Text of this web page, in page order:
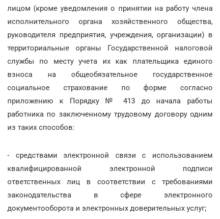
лицом (кроме уведомления о принятии на работу члена
исполнительного органа хозяйственного общества,
руководителя предприятия, учреждения, организации) в
территориальные органы Государственной налоговой
службы по месту учета их как плательщика единого
взноса на общеобязательное государственное
социальное страхование по форме согласно
приложению к Порядку № 413 до начала работы
работника по заключенному трудовому договору одним
из таких способов:
- средствами электронной связи с использованием
квалифицированной электронной подписи
ответственных лиц в соответствии с требованиями
законодательства в сфере электронного
документооборота и электронных доверительных услуг;